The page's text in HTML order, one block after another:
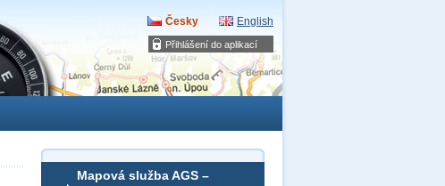
Přihlášení do aplikací
Česky English
Mapová služba AGS –